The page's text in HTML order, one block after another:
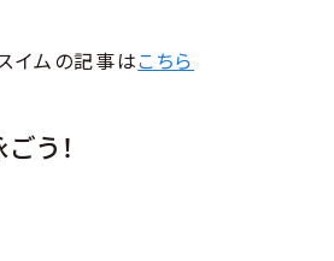
イムの記事はこちら
う！